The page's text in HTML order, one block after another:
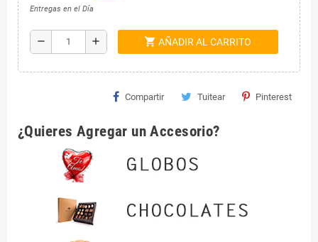
Entregas en el Día
remove add shopping_cart AÑADIR AL CARRITO
Compartir Tuitear Pinterest
¿Quieres Agregar un Accesorio?